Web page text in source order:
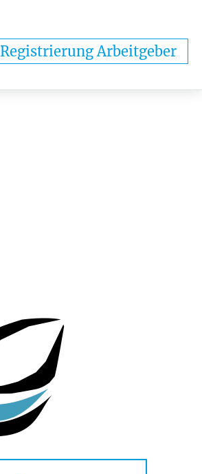
Registrierung Arbeitgeber